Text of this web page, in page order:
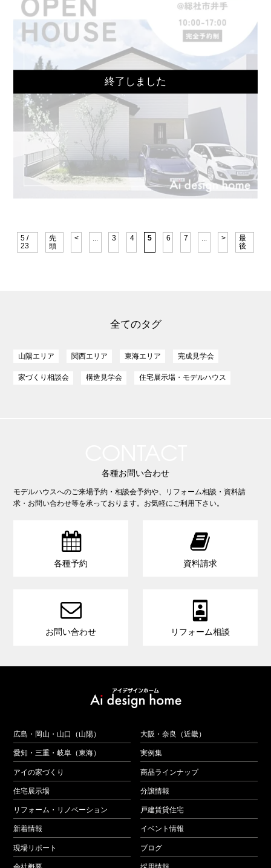
5 /
23
先
頭
< 3 4 5 6 7 >
最
後
全てのタグ
山陽エリア 関西エリア 東海エリア 完成見学会
家づくり相談会 構造見学会 住宅展示場・モデルハウス
各種お問い合わせ
モデルハウスへのご来場予約・相談会予約や、リフォーム相談・資料請
求・お問い合わせ等を承っております。お気軽にご利用下さい。

各種予約

資料請求

お問い合わせ

リフォーム相談
広島・岡山・山口（山陽） 大阪・奈良（近畿）
愛知・三重・岐阜（東海） 実例集
アイの家づくり 商品ラインナップ
住宅展示場 分譲情報
リフォーム・リノベーション 戸建賃貸住宅
新着情報 イベント情報
現場リポート ブログ